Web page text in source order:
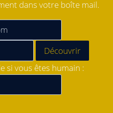
dans votre boîte mail.
si vous êtes humain :